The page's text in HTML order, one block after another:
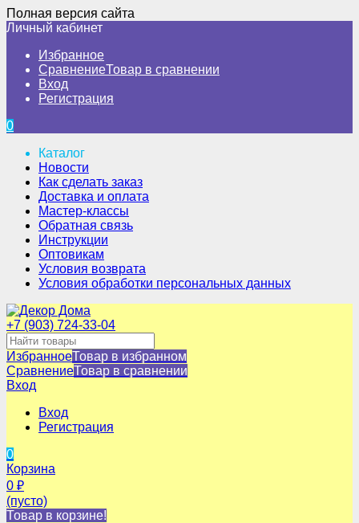
Полная версия сайта
Личный кабинет
Избранное
СравнениеТовар в сравнении
Вход
Регистрация
0
Каталог
Новости
Как сделать заказ
Доставка и оплата
Мастер-классы
Обратная связь
Инструкции
Оптовикам
Условия возврата
Условия обработки персональных данных
+7 (903) 724-33-04
ИзбранноеТовар в избранном
СравнениеТовар в сравнении
Вход
Вход
Регистрация
0
Корзина
0 ₽
(пусто)
Товар в корзине!